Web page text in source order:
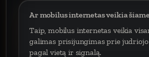
Ar mobilus internetas veikia
Taip, mobilus internetas veikia
galimas prisijungimas prie
pagal vietą ir signalą.